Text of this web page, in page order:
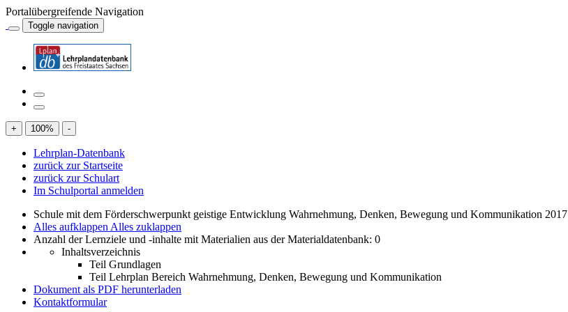
Portalübergreifende Navigation
Toggle navigation
+ 100% -
Lehrplan-Datenbank
zurück zur Startseite
zurück zur Schulart
Im Schulportal anmelden
Schule mit dem Förderschwerpunkt geistige Entwicklung Wahrnehmung, Denken, Bewegung und Kommunikation 2017
Alles aufklappen Alles zuklappen
Anzahl der Lernziele und -inhalte mit Materialien aus der Materialdatenbank: 0
Inhaltsverzeichnis
Teil Grundlagen
Teil Lehrplan Bereich Wahrnehmung, Denken, Bewegung und Kommunikation
Dokument als PDF herunterladen
Kontaktformular